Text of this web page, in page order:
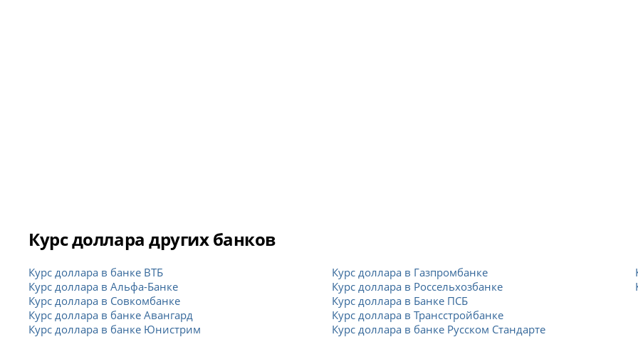
Курс доллара других банков
Курс доллара в банке ВТБ
Курс доллара в Альфа-Банке
Курс доллара в Совкомбанке
Курс доллара в банке Авангард
Курс доллара в банке Юнистрим
Курс доллара в Газпромбанке
Курс доллара в Россельхозбанке
Курс доллара в Банке ПСБ
Курс доллара в Трансстройбанке
Курс доллара в банке Русском Стандарте